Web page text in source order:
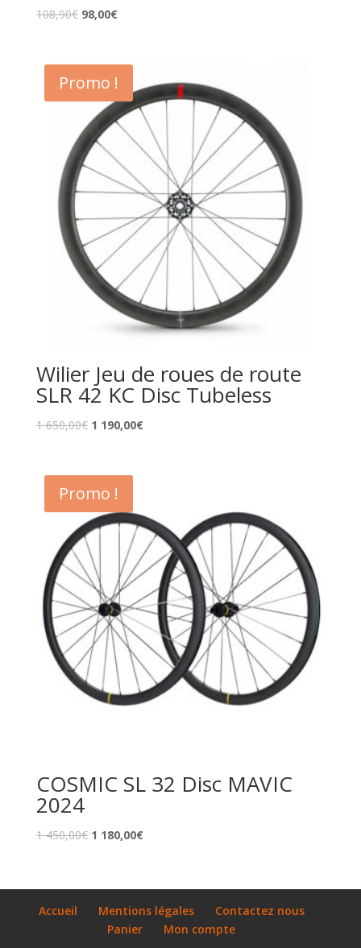
108,90€ 98,00€
Promo !
Wilier Jeu de roues de route
SLR 42 KC Disc Tubeless
1 650,00€ 1 190,00€
Promo !
COSMIC SL 32 Disc MAVIC
2024
1 450,00€ 1 180,00€
Accueil Mentions légales
Contactez nous
Panier
Mon compte